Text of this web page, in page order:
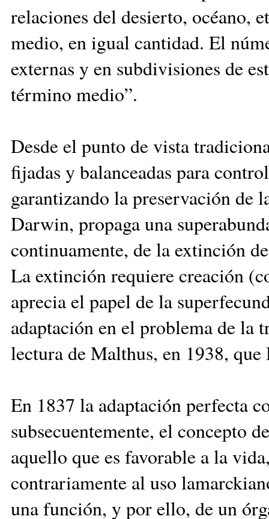
relaciones del desierto, océano,
medio, en igual cantidad. El
externas y en subdivisiones de
término medio”.
Desde el punto de vista
fijadas y balanceadas para
garantizando la preservación de
Darwin, propaga una
continuamente, de la extinción
La extinción requiere creación
aprecia el papel de la
adaptación en el problema de la
lectura de Malthus, en 1938,
En 1837 la adaptación perfecta
subsecuentemente, el concepto
aquello que es favorable a la
contrariamente al uso
una función, y por ello, de un